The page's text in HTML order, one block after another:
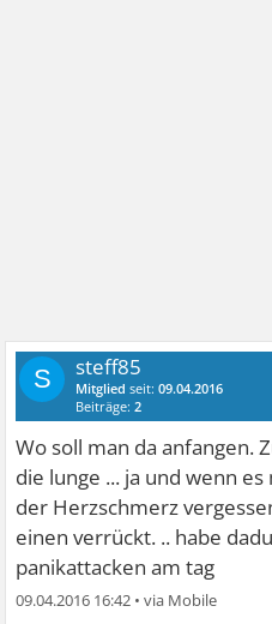
S steff85
Mitglied seit:09.04.2016
Beiträge:2
Wo soll man da anfangen.
die lunge ... ja und wenn
der Herzschmerz
einen verrückt. .. habe
panikattacken am tag
09.04.2016 16:42 •